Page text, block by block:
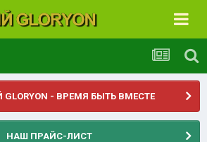
- ВРЕМЯ БЫТЬ ВМЕСТЕ
НАШ ПРАЙС-ЛИСТ